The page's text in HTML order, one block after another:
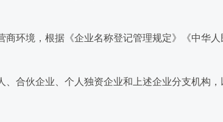
环境，根据《企业名称登记管理规定》《中华人
合伙企业、个人独资企业和上述企业分支机构，